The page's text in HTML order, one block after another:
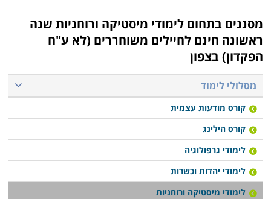
מקומות בארץ.
מסננים בתחום לימודי מיסטיקה ורוחניות שנה
ראשונה חינם לחיילים משוחררים (לא ע"ח
הפקדון) בצפון
מסלולי לימוד
קורס מודעות עצמית
קורס הילינג
לימודי גרפולוגיה
לימודי יהדות וכשרות
לימודי מיסטיקה ורוחניות